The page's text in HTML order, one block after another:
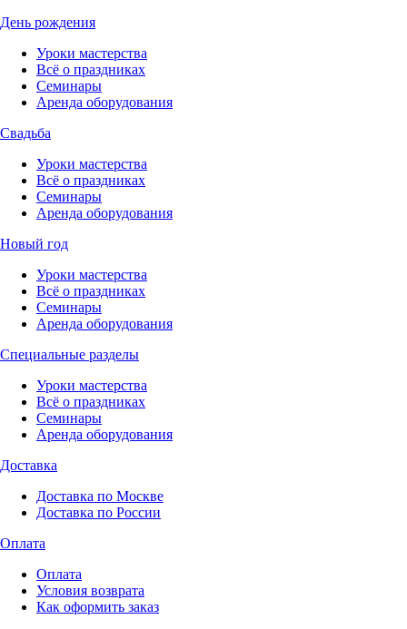
День рождения
Уроки мастерства
Всё о праздниках
Семинары
Аренда оборудования
Свадьба
Уроки мастерства
Всё о праздниках
Семинары
Аренда оборудования
Новый год
Уроки мастерства
Всё о праздниках
Семинары
Аренда оборудования
Специальные разделы
Уроки мастерства
Всё о праздниках
Семинары
Аренда оборудования
Доставка
Доставка по Москве
Доставка по России
Оплата
Оплата
Условия возврата
Как оформить заказ